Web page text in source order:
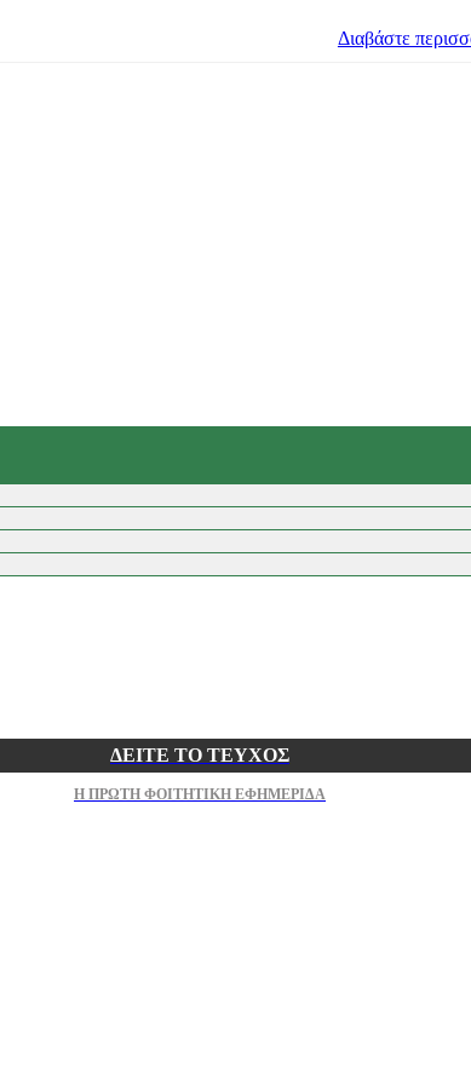
Διαβάστε
ΔΕΙΤΕ ΤΟ ΤΕΥΧΟΣ
Η ΠΡΩΤΗ ΦΟΙΤΗΤΙΚΗ ΕΦΗΜΕΡΙΔΑ